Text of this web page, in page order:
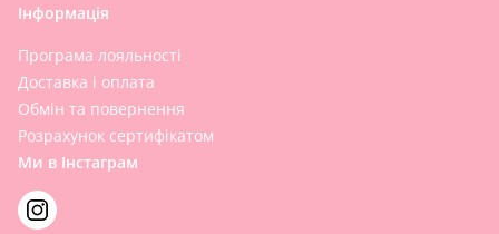
Інформація
Програма лояльності
Доставка і оплата
Обмін та повернення
Розрахунок сертифікатом
Ми в Інстаграм